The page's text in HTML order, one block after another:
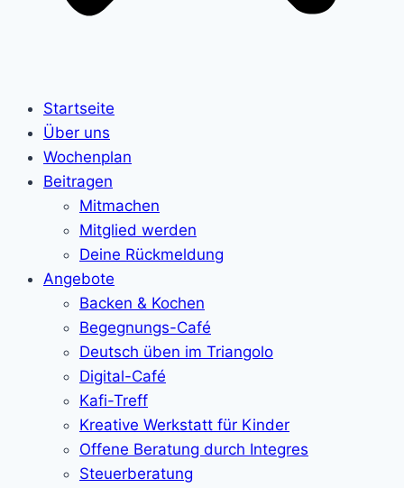
Startseite
Über uns
Wochenplan
Beitragen
Mitmachen
Mitglied werden
Deine Rückmeldung
Angebote
Backen & Kochen
Begegnungs-Café
Deutsch üben im Triangolo
Digital-Café
Kafi-Treff
Kreative Werkstatt für Kinder
Offene Beratung durch Integres
Steuerberatung